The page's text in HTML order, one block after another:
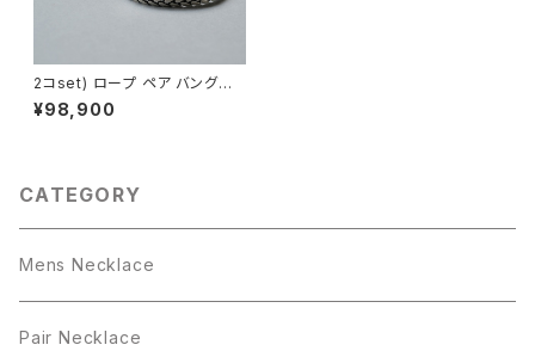
2コset) ロープ ペア バングル
シルバー925
¥98,900
CATEGORY
Mens Necklace
Pair Necklace